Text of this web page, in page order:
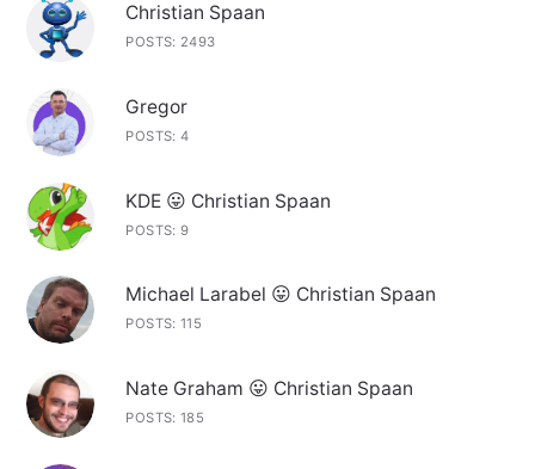
Christian Spaan
POSTS: 2493
Gregor
POSTS: 4
KDE 😛 Christian Spaan
POSTS: 9
Michael Larabel 😛 Christian Spaan
POSTS: 115
Nate Graham 😛 Christian Spaan
POSTS: 185